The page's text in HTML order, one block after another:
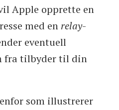
Apple opprette en
med en relay-
eventuell
fra tilbyder til din
som illustrerer